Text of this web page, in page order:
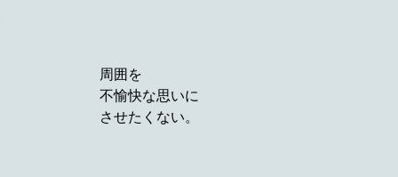
周囲を
不愉快な思いに
させたくない。